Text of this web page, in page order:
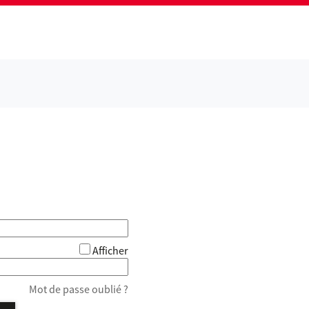
Afficher
Mot de passe oublié ?